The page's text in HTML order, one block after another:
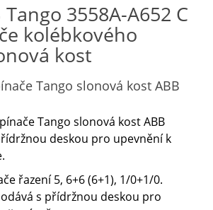
3558A-A652 C
kolébkového
kost
Tango slonová kost ABB
Tango slonová kost ABB
deskou pro upevnění k
řazení 5, 6+6 (6+1), 1/0+1/0.
s přídržnou deskou pro